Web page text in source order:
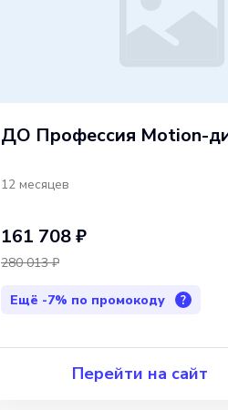
ДО Профессия Motion-
12 месяцев
161 708 ₽
280 013 ₽
Ещё -7% по промокоду ?
Перейти на сайт